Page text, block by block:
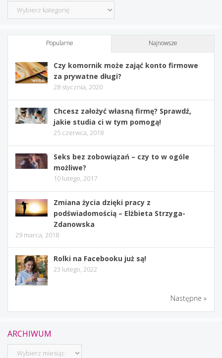
Kategorie
Popularne Najnowsze
Czy komornik może zająć konto firmowe
za prywatne długi?
28 stycznia, 2020
Chcesz założyć własną firmę? Sprawdź,
jakie studia ci w tym pomogą!
25 czerwca, 2018
Seks bez zobowiązań – czy to w ogóle
możliwe?
10 lutego, 2017
Zmiana życia dzięki pracy z
podświadomością – Elżbieta Strzyga-
Zdanowska
29 marca, 2018
Rolki na Facebooku już są!
23 lutego, 2022
Następne »
ARCHIWUM
Archiwum